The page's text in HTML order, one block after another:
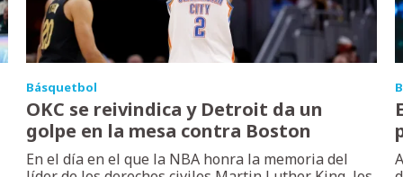
Básquetbol
OKC se reivindica y Detroit da un
golpe en la mesa contra Boston
En el día en el que la NBA honra la memoria del